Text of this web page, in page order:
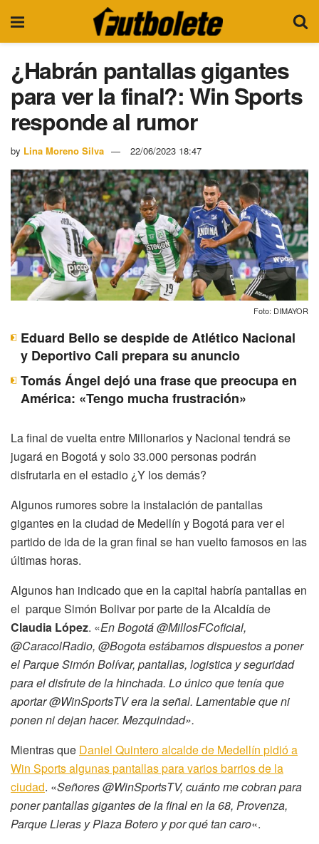
¿Habrán pantallas gigantes
para ver la final?: Win Sports
responde al rumor
by Lina Moreno Silva 22/06/2023 18:47
Foto: DIMAYOR
Eduard Bello se despide de Atlético Nacional
y Deportivo Cali prepara su anuncio
Tomás Ángel dejó una frase que preocupa en
América: «Tengo mucha frustración»
La final de vuelta entre Millonarios y Nacional tendrá se
jugará en Bogotá y solo 33.000 personas podrán
disfrutarla en el estadio ¿Y los demás?
Algunos rumores sobre la instalación de pantallas
gigantes en la ciudad de Medellín y Bogotá para ver el
partido de ida de la gran final se han vuelto famosos en las
últimas horas.
Algunos han indicado que en la capital habría pantallas en
el parque Simón Bolivar por parte de la Alcaldía de
Claudia López. «En Bogotá@MillosFCoficial,
@CaracolRadio, @Bogotaestábamos dispuestos a poner
el Parque Simón Bolívar, pantallas, logistica y seguridad
para el disfrute de la hinchada. Lo único que tenía que
aportar@WinSportsTVera la señal. Lamentable que ni
ponen ni dejan hacer. Mezquindad».
Mientras que Daniel Quintero alcalde de Medellín pidió a
Win Sports algunas pantallas para varios barrios de la
ciudad. «Señores@WinSportsTV, cuánto me cobran para
poner pantallas gigantes de la final en la 68, Provenza,
Parque Lleras y Plaza Botero y por qué tan caro«.